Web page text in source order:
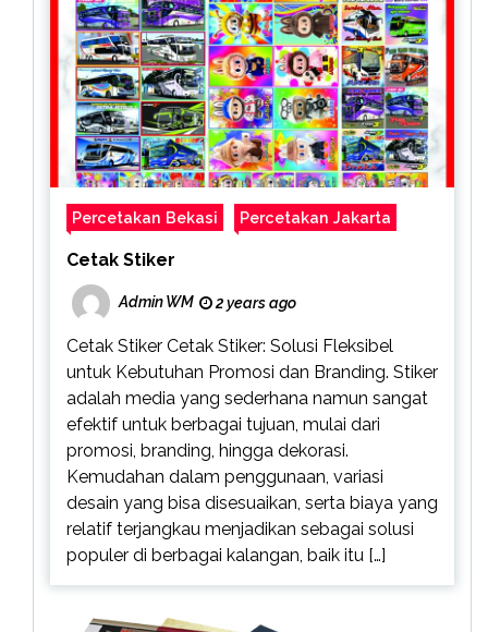
Percetakan Bekasi Percetakan Jakarta
Cetak Stiker
Admin WM 2 years ago
Cetak Stiker Cetak Stiker: Solusi Fleksibel
untuk Kebutuhan Promosi dan Branding. Stiker
adalah media yang sederhana namun sangat
efektif untuk berbagai tujuan, mulai dari
promosi, branding, hingga dekorasi.
Kemudahan dalam penggunaan, variasi
desain yang bisa disesuaikan, serta biaya yang
relatif terjangkau menjadikan sebagai solusi
populer di berbagai kalangan, baik itu […]